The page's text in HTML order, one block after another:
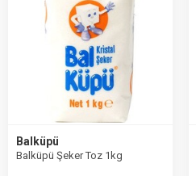
Balküpü
Balküpü Şeker Toz 1kg